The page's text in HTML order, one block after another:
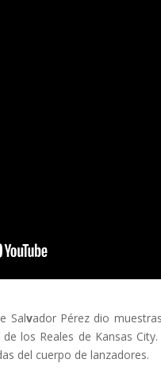
Salvador Pérez dio
los Reales de Kansas
del cuerpo de lanzadores.